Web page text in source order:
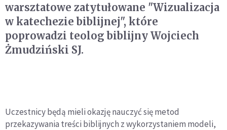
warsztatowe zatytułowane "Wizualizacja
w katechezie biblijnej", które
poprowadzi teolog biblijny Wojciech
Żmudziński SJ.
Uczestnicy będą mieli okazję nauczyć się metod
przekazywania treści biblijnych z wykorzystaniem modeli,